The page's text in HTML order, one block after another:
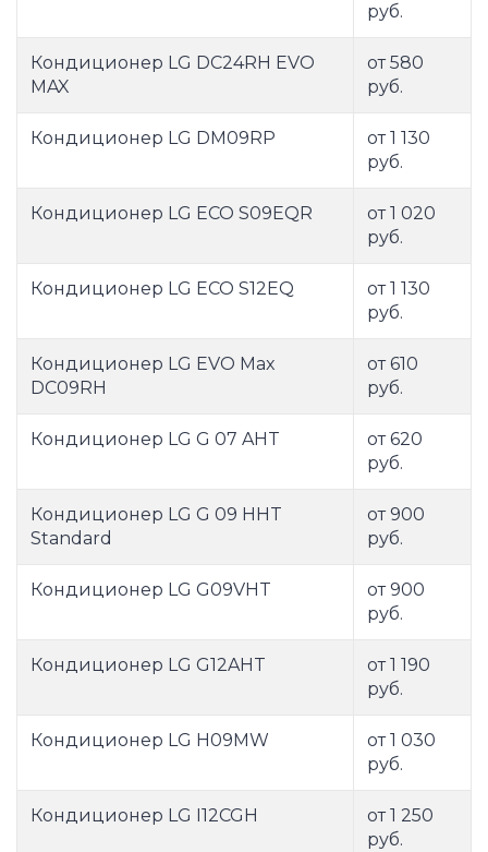
руб.
Кондиционер LG DC24RH EVO
MAX
от 580
руб.
Кондиционер LG DM09RP
от 1 130
руб.
Кондиционер LG ECO S09EQR
от 1 020
руб.
Кондиционер LG ECO S12EQ
от 1 130
руб.
Кондиционер LG EVO Max
DC09RH
от 610
руб.
Кондиционер LG G 07 AHT
от 620
руб.
Кондиционер LG G 09 HHT
Standard
от 900
руб.
Кондиционер LG G09VHT
от 900
руб.
Кондиционер LG G12AHT
от 1 190
руб.
Кондиционер LG H09MW
от 1 030
руб.
Кондиционер LG I12CGH
от 1 250
руб.